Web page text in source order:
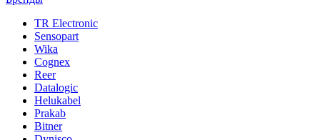
TR Electronic
Sensopart
Wika
Cognex
Reer
Datalogic
Helukabel
Prakab
Bitner